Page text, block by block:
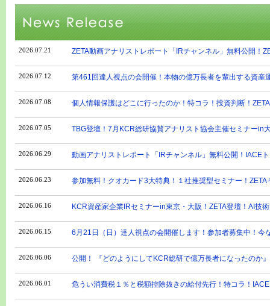
2026.07.21 ZETA動画アナリストレポート「IRチャンネル」無料公開！
2026.07.12 第461回達人視点の会開催！本物の億万長者を輩出する資産
2026.07.08 個人情報保護はどこに行ったのか！特コラ！投資判断！
2026.07.05 TBG登壇！7月KCR総研協賛アナリスト協会主催セミナーin
2026.06.29 動画アナリストレポート「IRチャンネル」無料公開！IACE
2026.06.23 参加無料！クオカード3大特典！１社推奨型セミナー！
2026.06.16 KCR資産家企業IRセミナーin東京・大阪！ZETA登壇！AI技
2026.06.15 6月21日（日）達人視点の会開催します！参加者募集中！今
2026.06.06 公開！ 『どのようにしてKCR総研で億万長者になったのか
2026.06.01 危うい消費税１％と税額控除抜きの給付先行！特コラ！